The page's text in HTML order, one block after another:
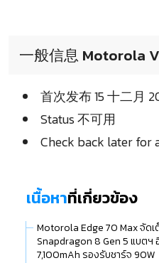
一般信息 Motorola
首次发布 15 十二月
Status 不可用
Check back later for
เนื้อหาที่เกี่ยวข้อง
Motorola Edge 70 Max จัดเ
Snapdragon 8 Gen 5 แบตฯ
7,100mAh รองรับชาร์จ 90W